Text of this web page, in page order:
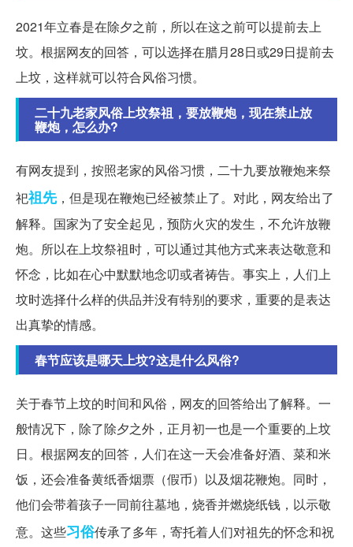
2021年立春是在除夕之前，所以在这之前可以提前去上
坟。根据网友的回答，可以选择在腊月28日或29日提前去
上坟，这样就可以符合风俗习惯。
二十九老家风俗上坟祭祖，要放鞭炮，现在禁止放
鞭炮，怎么办?
有网友提到，按照老家的风俗习惯，二十九要放鞭炮来祭
祀祖先，但是现在鞭炮已经被禁止了。对此，网友给出了
解释。国家为了安全起见，预防火灾的发生，不允许放鞭
炮。所以在上坟祭祖时，可以通过其他方式来表达敬意和
怀念，比如在心中默默地念叨或者祷告。事实上，人们上
坟时选择什么样的供品并没有特别的要求，重要的是表达
出真挚的情感。
春节应该是哪天上坟?这是什么风俗?
关于春节上坟的时间和风俗，网友的回答给出了解释。一
般情况下，除了除夕之外，正月初一也是一个重要的上坟
日。根据网友的回答，人们在这一天会准备好酒、菜和米
饭，还会准备黄纸香烟票（假币）以及烟花鞭炮。同时，
他们会带着孩子一同前往墓地，烧香并燃烧纸钱，以示敬
意。这些习俗传承了多年，寄托着人们对祖先的怀念和祝